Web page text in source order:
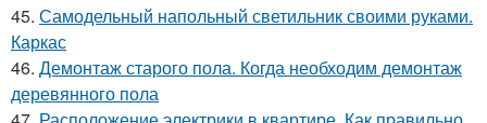
45. Самодельный напольный светильник своими руками.
Каркас
46. Демонтаж старого пола. Когда необходим демонтаж
деревянного пола